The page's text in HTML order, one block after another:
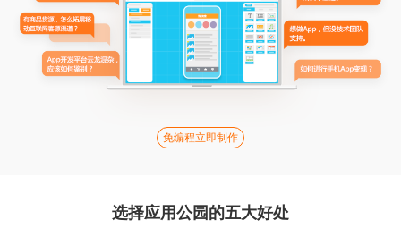
免编程立即制作
选择应用公园的五大好处